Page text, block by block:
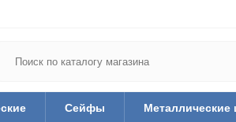
Сейфы